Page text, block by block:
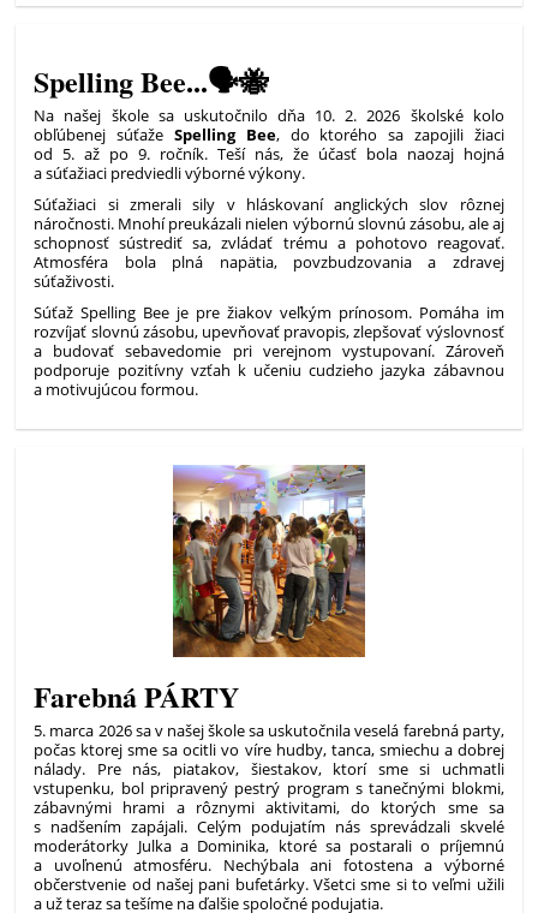
Spelling Bee...🗣🐝
Na našej škole sa uskutočnilo dňa 10. 2. 2026 školské kolo
obľúbenej súťaže Spelling Bee, do ktorého sa zapojili žiaci
od 5. až po 9. ročník. Teší nás, že účasť bola naozaj hojná
a súťažiaci predviedli výborné výkony.
Súťažiaci si zmerali sily v hláskovaní anglických slov rôznej
náročnosti. Mnohí preukázali nielen výbornú slovnú zásobu, ale aj
schopnosť sústrediť sa, zvládať trému a pohotovo reagovať.
Atmosféra bola plná napätia, povzbudzovania a zdravej
súťaživosti.
Súťaž Spelling Bee je pre žiakov veľkým prínosom. Pomáha im
rozvíjať slovnú zásobu, upevňovať pravopis, zlepšovať výslovnosť
a budovať sebavedomie pri verejnom vystupovaní. Zároveň
podporuje pozitívny vzťah k učeniu cudzieho jazyka zábavnou
a motivujúcou formou.
Farebná PÁRTY
5. marca 2026 sa v našej škole sa uskutočnila veselá farebná party,
počas ktorej sme sa ocitli vo víre hudby, tanca, smiechu a dobrej
nálady. Pre nás, piatakov, šiestakov, ktorí sme si uchmatli
vstupenku, bol pripravený pestrý program s tanečnými blokmi,
zábavnými hrami a rôznymi aktivitami, do ktorých sme sa
s nadšením zapájali. Celým podujatím nás sprevádzali skvelé
moderátorky Julka a Dominika, ktoré sa postarali o príjemnú
a uvoľnenú atmosféru. Nechýbala ani fotostena a výborné
občerstvenie od našej pani bufetárky. Všetci sme si to veľmi užili
a už teraz sa tešíme na ďalšie spoločné podujatia.